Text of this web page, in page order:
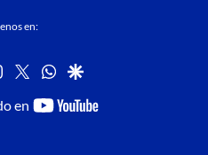
en:
instagram
twitterwhatsapp
google
en
youtube-